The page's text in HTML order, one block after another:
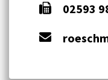
02593